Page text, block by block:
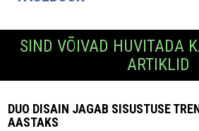
SIND VÕIVAD HUVITADA
ARTIKLID
DUO DISAIN JAGAB SISUSTUSE
AASTAKS